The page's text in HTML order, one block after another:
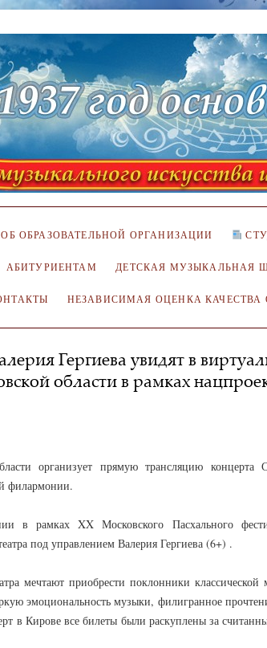
ОБРАЗОВАТЕЛЬНОЙ ОРГАНИЗАЦИИ
АБИТУРИЕНТАМ ДЕТСКАЯ МУЗЫКАЛЬНАЯ
НЕЗАВИСИМАЯ ОЦЕНКА КАЧЕСТВА
Гергиева увидят в
области в рамках
организует прямую трансляцию концерта
филармонии.
в рамках XX Московского Пасхального
под управлением Валерия Гергиева (6+) .
мечтают приобрести поклонники
эмоциональность музыки, филигранное
в Кирове все билеты были раскуплены за